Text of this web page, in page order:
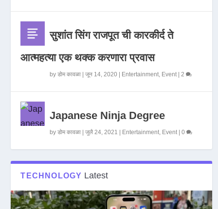
सुशांत सिंग राजपूत ची कारकीर्द ते
आत्महत्या एक थक्क करणारा प्रवास
byडोम कावळा |जून 14, 2020 Entertainment, Event|2
Japanese Ninja Degree
byडोम कावळा |जुलै 24, 2021 Entertainment, Event|0
TECHNOLOGY Latest